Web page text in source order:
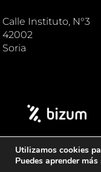
Calle Instituto, N°3
42002
Soria
Utilizamos cookies
Puedes aprender